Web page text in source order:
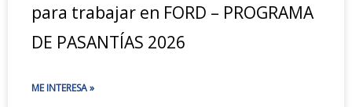
para trabajar en FORD – PROGRAMA
DE PASANTÍAS 2026
ME INTERESA »